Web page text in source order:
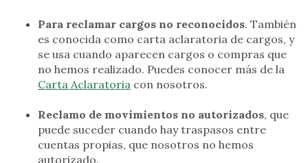
Para reclamar cargos no reconocidos. También
es conocida como carta aclaratoria de cargos, y
se usa cuando aparecen cargos o compras que
no hemos realizado. Puedes conocer más de la
Carta Aclaratoria con nosotros.
Reclamo de movimientos no autorizados, que
puede suceder cuando hay traspasos entre
cuentas propias, que nosotros no hemos
autorizado.